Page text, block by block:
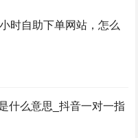
时自助下单网站，怎么
什么意思_抖音一对一指